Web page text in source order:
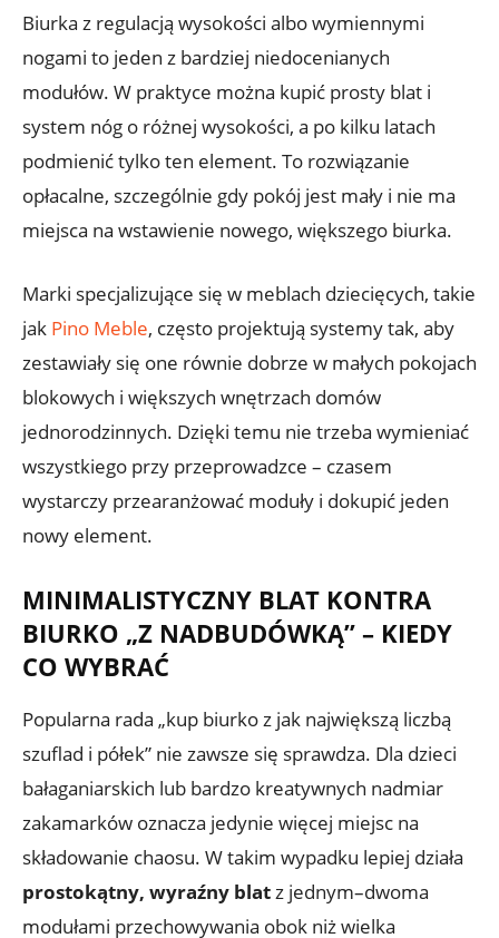
Biurka z regulacją wysokości albo wymiennymi
nogami to jeden z bardziej niedocenianych
modułów. W praktyce można kupić prosty blat i
system nóg o różnej wysokości, a po kilku latach
podmienić tylko ten element. To rozwiązanie
opłacalne, szczególnie gdy pokój jest mały i nie ma
miejsca na wstawienie nowego, większego biurka.
Marki specjalizujące się w meblach dziecięcych, takie
jak Pino Meble, często projektują systemy tak, aby
zestawiały się one równie dobrze w małych pokojach
blokowych i większych wnętrzach domów
jednorodzinnych. Dzięki temu nie trzeba wymieniać
wszystkiego przy przeprowadzce – czasem
wystarczy przearanżować moduły i dokupić jeden
nowy element.
MINIMALISTYCZNY BLAT KONTRA
BIURKO „Z NADBUDÓWKĄ” – KIEDY
CO WYBRAĆ
Popularna rada „kup biurko z jak największą liczbą
szuflad i półek” nie zawsze się sprawdza. Dla dzieci
bałaganiarskich lub bardzo kreatywnych nadmiar
zakamarków oznacza jedynie więcej miejsc na
składowanie chaosu. W takim wypadku lepiej działa
prostokątny, wyraźny blatz jednym–dwoma
modułami przechowywania obok niż wielka